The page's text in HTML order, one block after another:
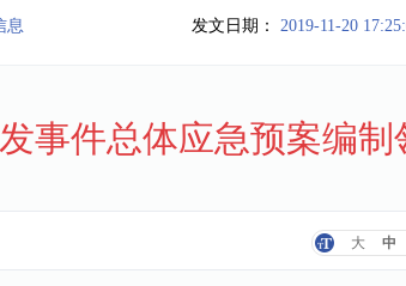
息 发文日期： 2019-11-20
事件总体应急预案编制
大 中